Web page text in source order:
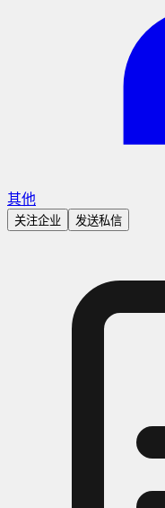
其他
关注企业 发送私信